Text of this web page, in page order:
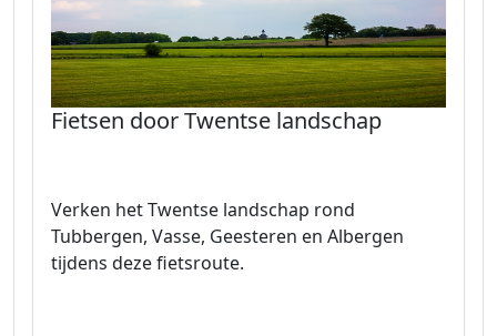
Fietsen door Twentse landschap
Verken het Twentse landschap rond
Tubbergen, Vasse, Geesteren en Albergen
tijdens deze fietsroute.